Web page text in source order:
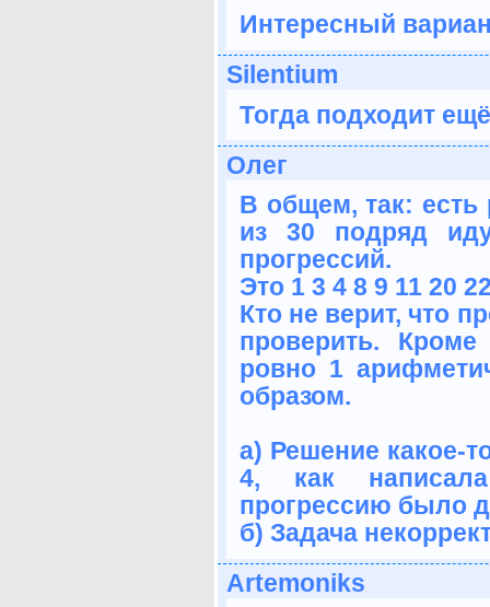
Интересный
Silentium
Тогда подходит
Олег
В общем, так: есть
из 30 подряд
прогрессий.
Это 1 3 4 8 9 11 20
Кто не верит, что
проверить.
ровно 1
образом.
а) Решение какое-
4, как
прогрессию было
б) Задача
Artemoniks